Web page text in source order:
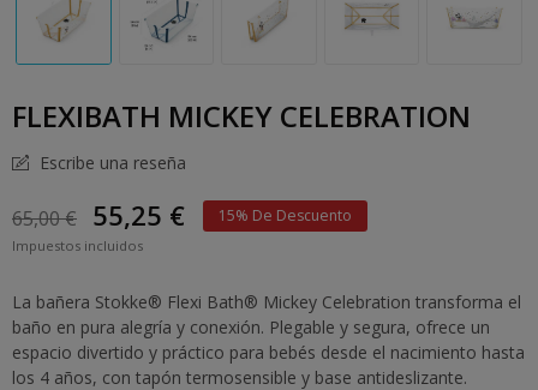
FLEXIBATH MICKEY CELEBRATION
Escribe una reseña
65,00 € 55,25 € 15% De Descuento
Impuestos incluidos
La bañera Stokke® Flexi Bath® Mickey Celebration transforma el
baño en pura alegría y conexión. Plegable y segura, ofrece un
espacio divertido y práctico para bebés desde el nacimiento hasta
los 4 años, con tapón termosensible y base antideslizante.